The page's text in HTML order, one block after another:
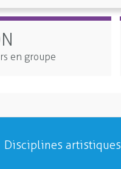
en groupe
Disciplines artistiques